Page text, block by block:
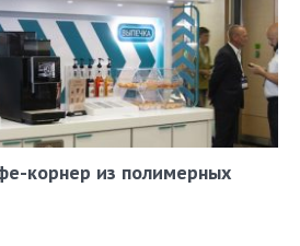
корнер из полимерных